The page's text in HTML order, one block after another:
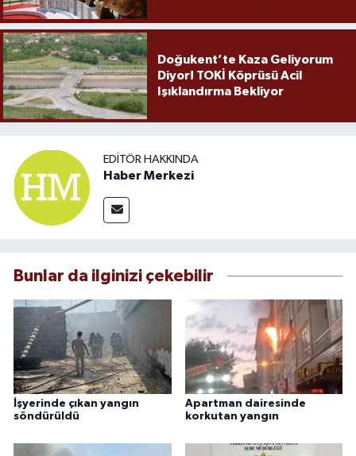
Doğukent’te Kaza Geliyorum
Diyor! TOKİ Köprüsü Acil
Işıklandırma Bekliyor
EDITÖR HAKKINDA
Haber Merkezi
Bunlar da ilginizi çekebilir
İşyerinde çıkan yangın
söndürüldü
Apartman dairesinde
korkutan yangın